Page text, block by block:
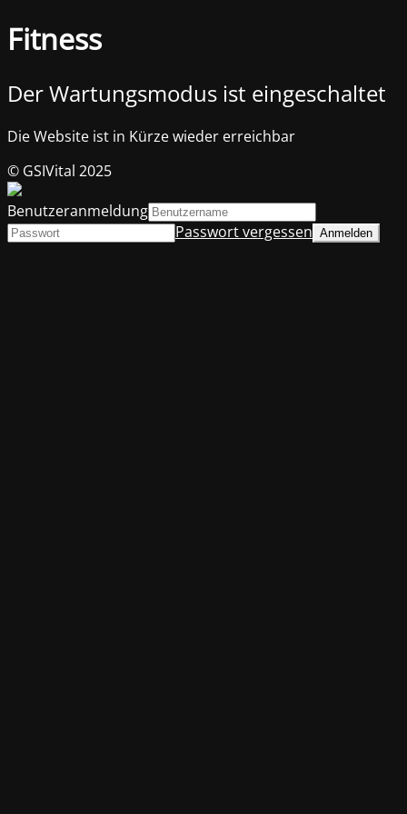
Fitness
Der Wartungsmodus ist eingeschaltet
Die Website ist in Kürze wieder erreichbar
© GSIVital 2025
Benutzeranmeldung
Passwort vergessen